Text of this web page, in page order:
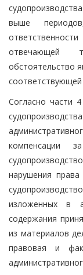
выше
отвечающей
обстоятельство
Согласно части
компенсации
нарушения
изложенных в
содержания
из материалов
правовая и